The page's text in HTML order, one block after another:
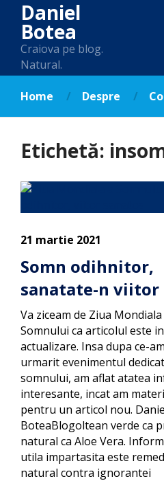
Daniel
Botea
Craiova pe blog.
Natural.
Home Despre
Etichetă:
21 martie 2021
Somn odihnitor,
sanatate-n viitor
Va ziceam de Ziua Mondiala
Somnului ca articolul este
actualizare. Insa dupa ce-am
urmarit evenimentul dedicat
somnului, am aflat atatea
interesante, incat am
pentru un articol nou.
BoteaBlogoltean verde ca
natural ca Aloe Vera.
utila impartasita este
natural contra ignorantei